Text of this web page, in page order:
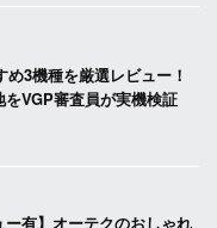
3機種を厳選レビュー！
をVGP審査員が実機検証
ー有】オーテクのおしゃれ